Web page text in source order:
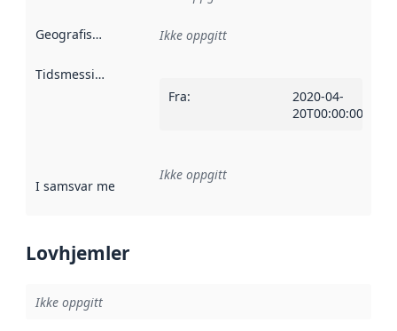
Geografisk avgrensning :
Ikke oppgitt
Tidsmessig avgrensning
Fra:
2020-04-
20T00:00:00Z
I samsvar med Referanse til en implementasjonsregel
Ikke oppgitt
Lovhjemler
Ikke oppgitt